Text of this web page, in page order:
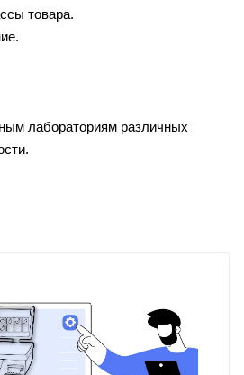
товара.
лабораториям различных